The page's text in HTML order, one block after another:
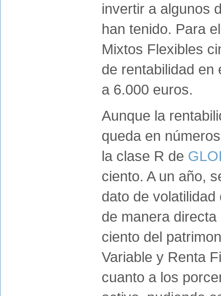
invertir a algunos
han tenido. Para
Mixtos Flexibles
de rentabilidad en
a 6.000 euros.
Aunque la
queda en
la clase R de
ciento. A un año,
dato de
de manera
ciento del
Variable y Renta
cuanto a los